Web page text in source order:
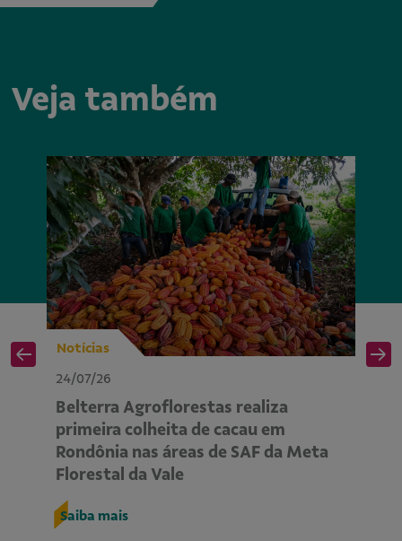
Veja também
Notícias
24/07/26
Belterra Agroflorestas realiza
primeira colheita de cacau em
Rondônia nas áreas de SAF da Meta
Florestal da Vale
Saiba mais